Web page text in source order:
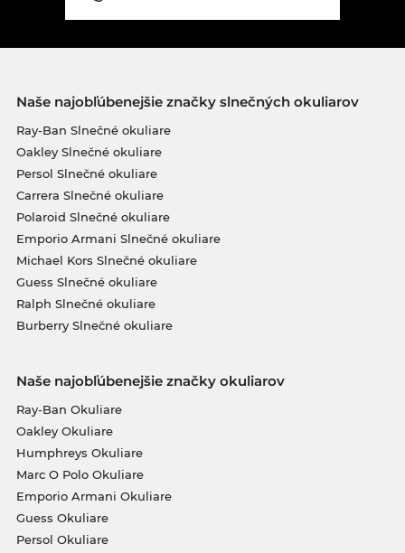
Naše najobľúbenejšie značky slnečných okuliarov
Ray-Ban Slnečné okuliare
Oakley Slnečné okuliare
Persol Slnečné okuliare
Carrera Slnečné okuliare
Polaroid Slnečné okuliare
Emporio Armani Slnečné okuliare
Michael Kors Slnečné okuliare
Guess Slnečné okuliare
Ralph Slnečné okuliare
Burberry Slnečné okuliare
Naše najobľúbenejšie značky okuliarov
Ray-Ban Okuliare
Oakley Okuliare
Humphreys Okuliare
Marc O Polo Okuliare
Emporio Armani Okuliare
Guess Okuliare
Persol Okuliare